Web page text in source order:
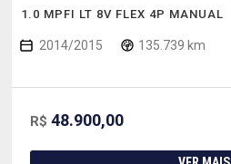
1.0 MPFI LT 8V FLEX 4P MANUAL
2014/2015 135.739 km
R$ 48.900,00